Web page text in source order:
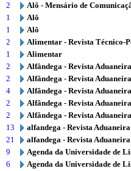
2
Alô - Mensário de
1
Alô
1
Alô
2
Alimentar - Revista Técnico-
1
Alimentar
2
Alfândega - Revista Aduaneira
2
Alfândega - Revista Aduaneira
4
Alfândega - Revista Aduaneira
2
Alfândega - Revista Aduaneira
2
Alfândega - Revista Aduaneira
13
alfandega - Revista Aduaneira
21
alfandega - Revista Aduaneira
9
Agenda da Universidade de
6
Agenda da Universidade de